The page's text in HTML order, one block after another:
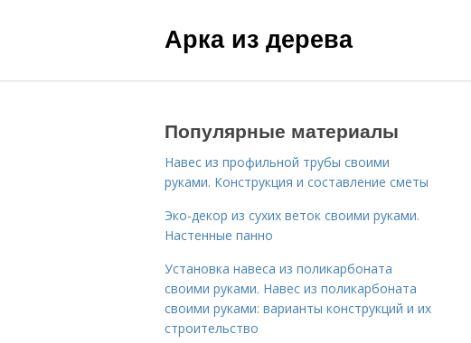
Арка из дерева
Популярные материалы
Навес из профильной трубы своими
руками. Конструкция и составление сметы
Эко-декор из сухих веток своими руками.
Настенные панно
Установка навеса из поликарбоната
своими руками. Навес из поликарбоната
своими руками: варианты конструкций и их
строительство